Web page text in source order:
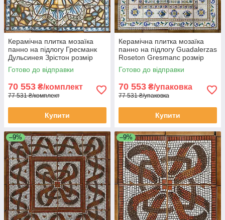
Керамічна плитка мозаїка
панно на підлогу Гресманк
Дульсинея Зрістон розмір
1270x1270мм 16 плиток
Готово до відправки
70 553 ₴/комплект
77 531 ₴/комплект
Купити
Керамічна плитка мозаїка
панно на підлогу Guadalerzas
Roseton Gresmanc розмір
1270x1270мм 16 плиток
Готово до відправки
70 553 ₴/упаковка
77 531 ₴/упаковка
Купити
–9% –9%